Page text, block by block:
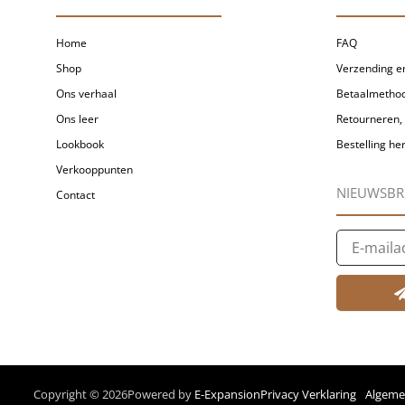
Home
Shop
Ons verhaal
Ons leer
Lookbook
Verkooppunten
Contact
FAQ
Verzending
Bestelling
E-
mailadres
Copyright © 2026Powered by E-ExpansionPrivacy Verklaring